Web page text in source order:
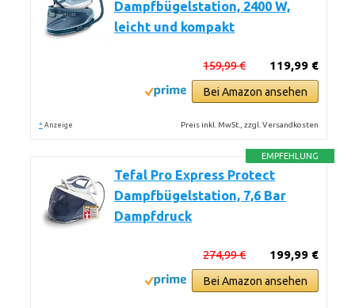
Dampfbügelstation, 2400 W,
leicht und kompakt
119,99 €
159,99 €
Bei Amazon ansehen
* Anzeige Preis inkl. MwSt., zzgl. Versandkosten
EMPFEHLUNG
Tefal Pro Express Protect
Dampfbügelstation, 7,6 Bar
Dampfdruck
199,99 €
274,99 €
Bei Amazon ansehen